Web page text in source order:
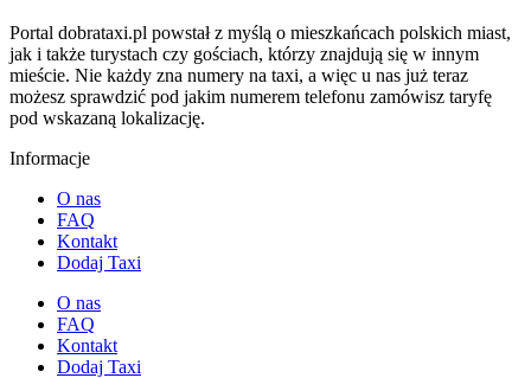
Portal dobrataxi.pl powstał z myślą o mieszkańcach polskich miast,
jak i także turystach czy gościach, którzy znajdują się w innym
mieście. Nie każdy zna numery na taxi, a więc u nas już teraz
możesz sprawdzić pod jakim numerem telefonu zamówisz taryfę
pod wskazaną lokalizację.
Informacje
O nas
FAQ
Kontakt
Dodaj Taxi
O nas
FAQ
Kontakt
Dodaj Taxi